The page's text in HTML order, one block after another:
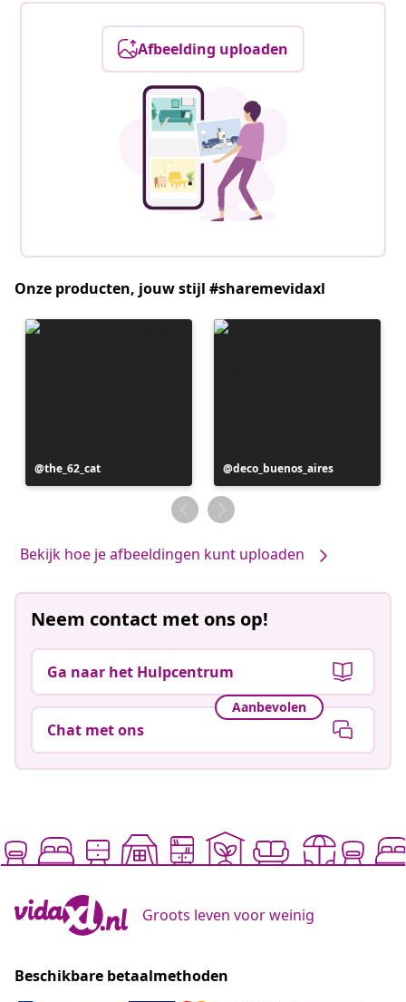
Afbeelding uploaden
Onze producten, jouw stijl #sharemevidaxl
Bericht
gepubliceerd
the_62_cat
Bericht
gepubliceerd
door
deco_buenos_aires
Bekijk hoe je afbeeldingen kunt uploaden
Neem contact met ons op!
Ga naar het Hulpcentrum
Aanbevolen
Chat met ons
Groots leven voor weinig
Beschikbare betaalmethoden